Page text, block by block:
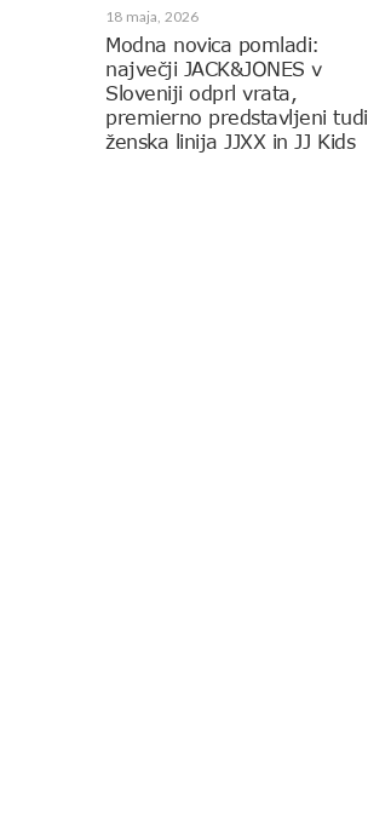
18 maja, 2026
Modna novica pomladi:
največji JACK&JONES v
Sloveniji odprl vrata,
premierno predstavljeni tudi
ženska linija JJXX in JJ Kids